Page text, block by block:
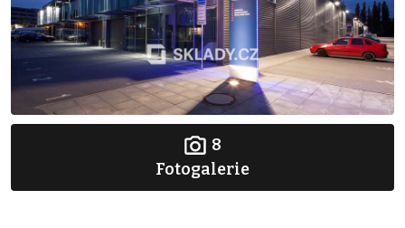
8
Fotogalerie